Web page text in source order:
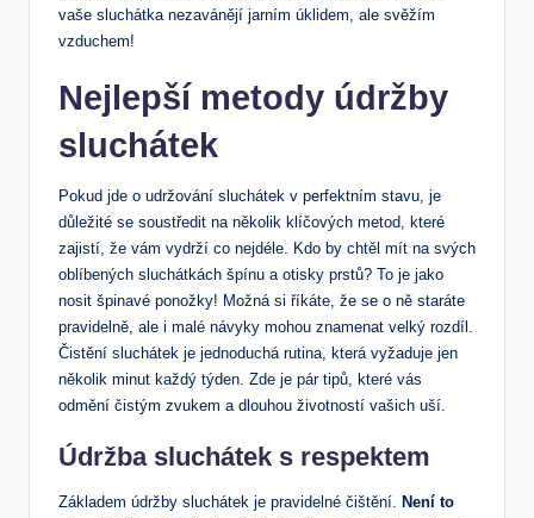
vaše sluchátka nezavánějí jarním úklidem, ale svěžím
vzduchem!
Nejlepší metody údržby
sluchátek
Pokud jde o udržování sluchátek v perfektním stavu, je
důležité se soustředit na několik klíčových metod, které
zajistí, že vám vydrží co nejdéle. Kdo by chtěl mít na svých
oblíbených sluchátkách špínu a otisky prstů? To je jako
nosit špinavé ponožky! Možná si říkáte, že se o ně staráte
pravidelně, ale i malé návyky mohou znamenat velký rozdíl.
Čistění sluchátek je jednoduchá rutina, která vyžaduje jen
několik minut každý týden. Zde je pár tipů, které vás
odmění čistým zvukem a dlouhou životností vašich uší.
Údržba sluchátek s respektem
Základem údržby sluchátek je pravidelné čištění. Není to